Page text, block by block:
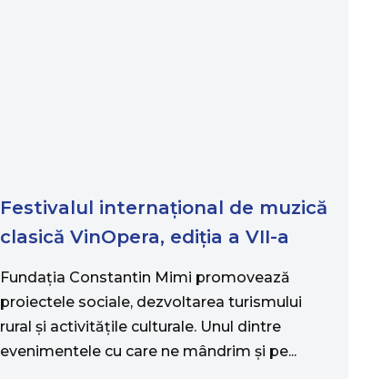
Festivalul internațional de muzică
clasică VinOpera, ediția a VII-a
Fundația Constantin Mimi promovează
proiectele sociale, dezvoltarea turismului
rural şi activităţile culturale. Unul dintre
evenimentele cu care ne mândrim şi pe...